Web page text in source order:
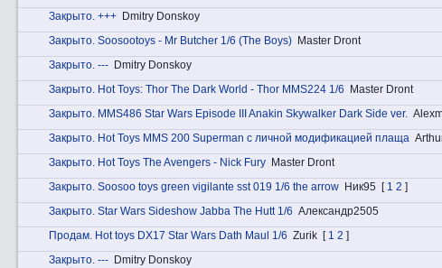
Закрытo. +++ Dmitry Donskoy
Закрытo. Soosootoys - Mr Butcher 1/6 (The Boys) Master Dront
Закрытo. --- Dmitry Donskoy
Закрытo. Hot Toys: Thor The Dark World - Thor MMS224 1/6 Master Dront
Закрытo. MMS486 Star Wars Episode III Anakin Skywalker Dark Side ver.
Закрытo. Hot Toys MMS 200 Superman с личной модификацией плаща
Закрытo. Hot Toys The Avengers - Nick Fury Master Dront
Закрытo. Soosoo toys green vigilante sst 019 1/6 the arrow Ник95 [ 1 2 ]
Закрытo. Star Wars Sideshow Jabba The Hutt 1/6 Александр2505
Прoдам. Hot toys DX17 Star Wars Dath Maul 1/6 Zurik [ 1 2 ]
Закрытo. --- Dmitry Donskoy